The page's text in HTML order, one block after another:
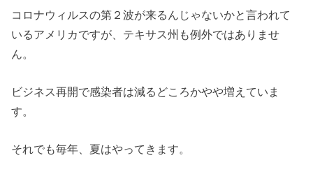
コロナウィルスの第２波が来るんじゃないかと言われて
いるアメリカですが、テキサス州も例外ではありませ
ん。
ビジネス再開で感染者は減るどころかやや増えていま
す。
それでも毎年、夏はやってきます。